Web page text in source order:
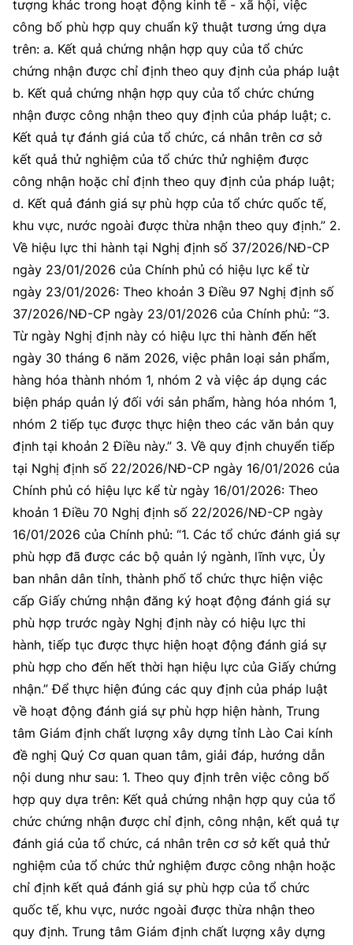
tượng khác trong hoạt động kinh tế - xã hội, việc
công bố phù hợp quy chuẩn kỹ thuật tương ứng dựa
trên: a. Kết quả chứng nhận hợp quy của tổ chức
chứng nhận được chỉ định theo quy định của pháp luật
b. Kết quả chứng nhận hợp quy của tổ chức chứng
nhận được công nhận theo quy định của pháp luật; c.
Kết quả tự đánh giá của tổ chức, cá nhân trên cơ sở
kết quả thử nghiệm của tổ chức thử nghiệm được
công nhận hoặc chỉ định theo quy định của pháp luật;
d. Kết quả đánh giá sự phù hợp của tổ chức quốc tế,
khu vực, nước ngoài được thừa nhận theo quy định.” 2.
Về hiệu lực thi hành tại Nghị định số 37/2026/NĐ-CP
ngày 23/01/2026 của Chính phủ có hiệu lực kể từ
ngày 23/01/2026: Theo khoản 3 Điều 97 Nghị định số
37/2026/NĐ-CP ngày 23/01/2026 của Chính phủ: “3.
Từ ngày Nghị định này có hiệu lực thi hành đến hết
ngày 30 tháng 6 năm 2026, việc phân loại sản phẩm,
hàng hóa thành nhóm 1, nhóm 2 và việc áp dụng các
biện pháp quản lý đối với sản phẩm, hàng hóa nhóm 1,
nhóm 2 tiếp tục được thực hiện theo các văn bản quy
định tại khoản 2 Điều này.” 3. Về quy định chuyển tiếp
tại Nghị định số 22/2026/NĐ-CP ngày 16/01/2026 của
Chính phủ có hiệu lực kể từ ngày 16/01/2026: Theo
khoản 1 Điều 70 Nghị định số 22/2026/NĐ-CP ngày
16/01/2026 của Chính phủ: “1. Các tổ chức đánh giá sự
phù hợp đã được các bộ quản lý ngành, lĩnh vực, Ủy
ban nhân dân tỉnh, thành phố tổ chức thực hiện việc
cấp Giấy chứng nhận đăng ký hoạt động đánh giá sự
phù hợp trước ngày Nghị định này có hiệu lực thi
hành, tiếp tục được thực hiện hoạt động đánh giá sự
phù hợp cho đến hết thời hạn hiệu lực của Giấy chứng
nhận.” Để thực hiện đúng các quy định của pháp luật
về hoạt động đánh giá sự phù hợp hiện hành, Trung
tâm Giám định chất lượng xây dựng tỉnh Lào Cai kính
đề nghị Quý Cơ quan quan tâm, giải đáp, hướng dẫn
nội dung như sau: 1. Theo quy định trên việc công bố
hợp quy dựa trên: Kết quả chứng nhận hợp quy của tổ
chức chứng nhận được chỉ định, công nhận, kết quả tự
đánh giá của tổ chức, cá nhân trên cơ sở kết quả thử
nghiệm của tổ chức thử nghiệm được công nhận hoặc
chỉ định kết quả đánh giá sự phù hợp của tổ chức
quốc tế, khu vực, nước ngoài được thừa nhận theo
quy định. Trung tâm Giám định chất lượng xây dựng